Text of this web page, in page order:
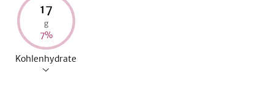
17
g
7%
Kohlenhydrate